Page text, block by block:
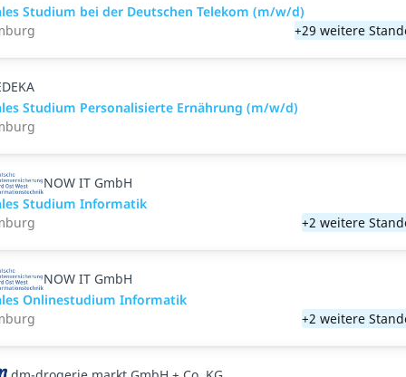
Studium bei der Deutschen Telekom (m/w/d)
+29 weitere
Studium Personalisierte Ernährung (m/w/d)
NOW IT GmbH
Studium Informatik
+2 weitere
NOW IT GmbH
Onlinestudium Informatik
+2 weitere